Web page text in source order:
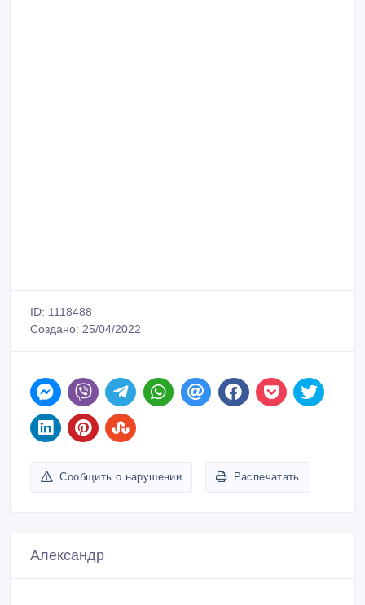
ID: 1118488
Создано: 25/04/2022
Сообщить о нарушении Распечатать
Александр